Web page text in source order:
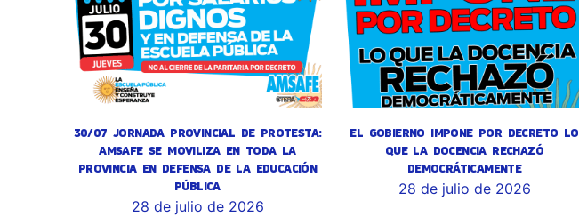
30/07 JORNADA PROVINCIAL DE PROTESTA:
AMSAFE SE MOVILIZA EN TODA LA
PROVINCIA EN DEFENSA DE LA EDUCACIÓN
PÚBLICA
28 de julio de 2026
EL GOBIERNO IMPONE POR DECRETO LO
QUE LA DOCENCIA RECHAZÓ
DEMOCRÁTICAMENTE
28 de julio de 2026